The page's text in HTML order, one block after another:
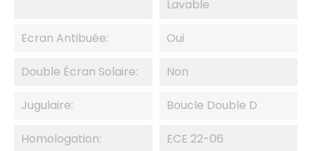
Lavable
Ecran Antibuée: Oui
Double Écran Solaire: Non
Jugulaire: Boucle Double D
Homologation: ECE 22-06